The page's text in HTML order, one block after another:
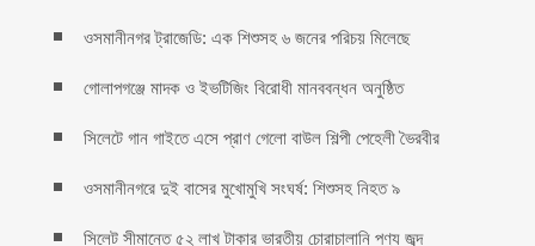
ওসমানীনগর ট্রাজেডি: এক শিশুসহ ৬ জনের পরিচয় মিলেছে
গোলাপগঞ্জে মাদক ও ইভটিজিং বিরোধী মানববন্ধন অনুষ্ঠিত
সিলেটে গান গাইতে এসে প্রাণ গেলো বাউল শিল্পী পেহেলী ভৈরবীর
ওসমানীনগরে দুই বাসের মুখোমুখি সংঘর্ষ: শিশুসহ নিহত ৯
সিলেট সীমান্তে ৫২ লাখ টাকার ভারতীয় চোরাচালানি পণ্য জব্দ